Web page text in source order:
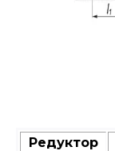
Редуктор